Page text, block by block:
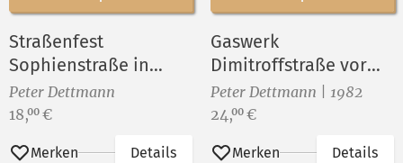
Straßenfest
Sophienstraße in
Berlin-Rummelsburg
VII
Peter Dettmann
Preis:
18,00 €
Merken Details
Gaswerk
Dimitroffstraße vor
dem Abriß ()
Peter Dettmann | 1982
Preis:
24,00 €
Merken Details